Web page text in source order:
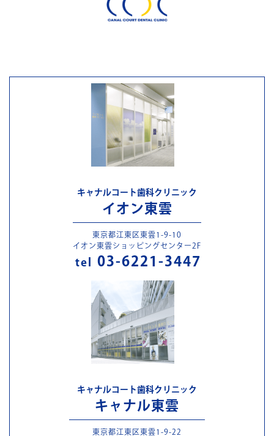
キャナルコート歯科クリニック
イオン東雲
東京都江東区東雲1-9-10
イオン東雲ショッピングセンター2F
tel 03-6221-3447
キャナルコート歯科クリニック
キャナル東雲
東京都江東区東雲1-9-22